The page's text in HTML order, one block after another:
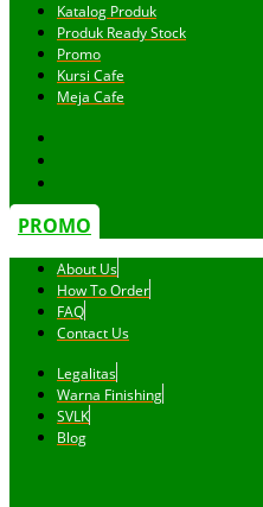
Katalog Produk
Produk Ready Stock
Promo
Kursi Cafe
Meja Cafe
PROMO
About Us
How To Order
FAQ
Contact Us
Legalitas
Warna Finishing
SVLK
Blog